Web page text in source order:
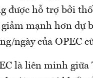
được hỗ trợ bởi
mạnh hơn dự
ngày của OPEC
là liên minh giữa